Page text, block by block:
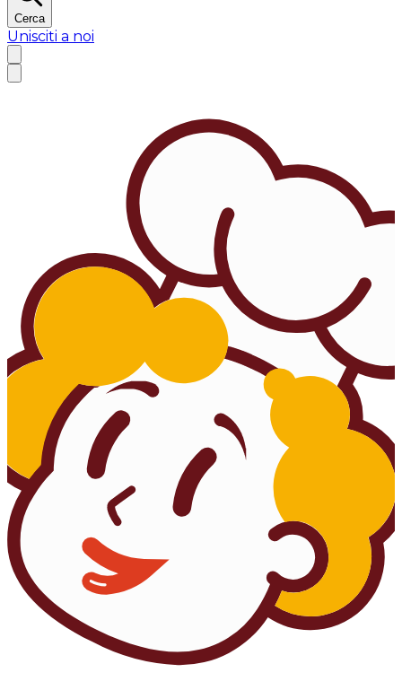
Cerca
Unisciti a noi